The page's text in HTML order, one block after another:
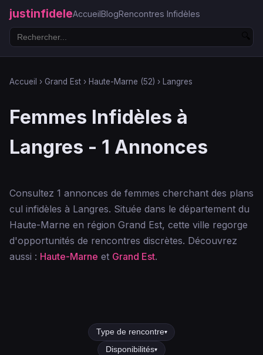
justinfideleAccueilBlogRencontres Infidèles
Accueil › Grand Est › Haute-Marne (52) › Langres
Femmes Infidèles à
Langres - 1 Annonces
Consultez 1 annonces de femmes cherchant des plans
cul infidèles à Langres. Située dans le département du
Haute-Marne en région Grand Est, cette ville regorge
d'opportunités de rencontres discrètes. Découvrez
aussi : Haute-Marne et Grand Est.
Type de rencontre▾
Disponibilités▾